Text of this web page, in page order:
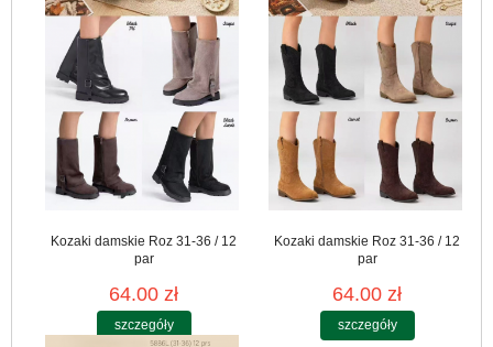
Kozaki damskie Roz 31-36 / 12
par
64.00 zł
szczegóły
Kozaki damskie Roz 31-36 / 12
par
64.00 zł
szczegóły